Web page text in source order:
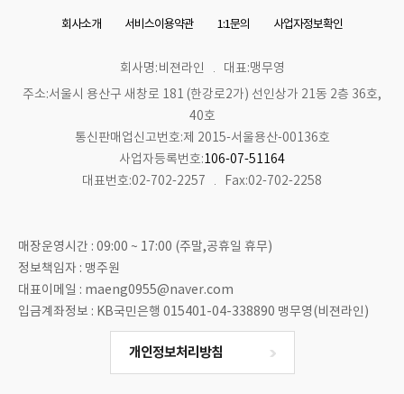
회사소개 서비스이용약관 1:1문의 사업자정보확인
회사명:비젼라인
대표:맹무영
주소:서울시 용산구 새창로 181 (한강로2가) 선인상가 21동 2층 36호,
40호
통신판매업신고번호:제 2015-서울용산-00136호
사업자등록번호:106-07-51164
대표번호:02-702-2257
Fax:02-702-2258
매장운영시간 : 09:00 ~ 17:00 (주말,공휴일 휴무)
정보책임자 : 맹주원
대표이메일 : maeng0955@naver.com
입금계좌정보 : KB국민은행 015401-04-338890 맹무영(비젼라인)
개인정보처리방침